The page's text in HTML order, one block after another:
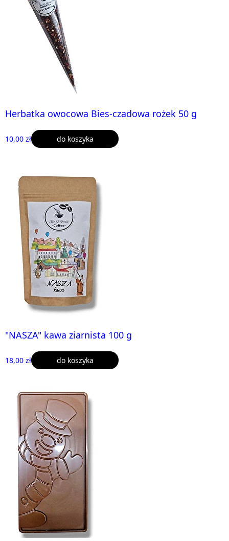
Herbatka owocowa Bies-czadowa rożek 50 g
10,00 zł do koszyka
"NASZA" kawa ziarnista 100 g
18,00 zł do koszyka